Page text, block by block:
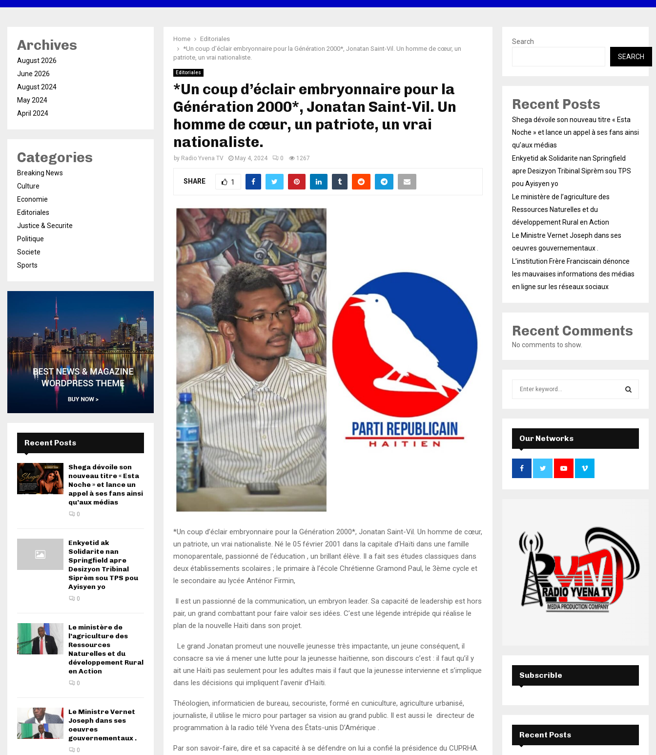
Home
Editoriales
*Un coup d’éclair embryonnaire pour la Génération 2000*, Jonatan Saint-Vil. Un homme de cœur, un
patriote, un vrai nationaliste.
Editoriales
*Un coup d’éclair embryonnaire pour la
Génération 2000*, Jonatan Saint-Vil. Un
homme de cœur, un patriote, un vrai
nationaliste.
by Radio Yvena TV May 4, 2024 0 1267
SHARE 1
*Un coup d’éclair embryonnaire pour la Génération 2000*, Jonatan Saint-Vil. Un homme de cœur,
un patriote, un vrai nationaliste. Né le 05 février 2001 dans la capitale d’Haïti dans une famille
monoparentale, passionné de l’éducation , un brillant élève. Il a fait ses études classiques dans
deux établissements scolaires ; le primaire à l’école Chrétienne Gramond Paul, le 3ème cycle et
le secondaire au lycée Anténor Firmin,
Il est un passionné de la communication, un embryon leader. Sa capacité de leadership est hors
pair, un grand combattant pour faire valoir ses idées. C’est une légende intrépide qui réalise le
plan de la nouvelle Haïti dans son projet.
Le grand Jonatan promeut une nouvelle jeunesse très impactante, un jeune conséquent, il
consacre sa vie á mener une lutte pour la jeunesse haïtienne, son discours c’est : il faut qu’il y
ait une Haïti pas seulement pour les adultes mais il faut que la jeunesse intervienne et s’implique
dans les décisions qui impliquent l’avenir d’Haïti.
Théologien, informaticien de bureau, secouriste, formé en cuniculture, agriculture urbanisé,
journaliste, il utilise le micro pour partager sa vision au grand public. Il est aussi le directeur de
programmation à la radio télé Yvena des États-unis D’Amérique .
Par son savoir-faire, dire et sa capacité à se défendre on lui a confié la présidence du CUPRHA.
Archives
August 2026
June 2026
August 2024
May 2024
April 2024
Categories
Breaking News
Culture
Economie
Editoriales
Justice & Securite
Politique
Societe
Sports
Recent Posts
Shega dévoile son
nouveau titre « Esta
Noche » et lance un
appel à ses fans ainsi
qu’aux médias
0
Enkyetid ak
Solidarite nan
Springfield apre
Desizyon Tribinal
Siprèm sou TPS pou
Ayisyen yo
0
Le ministère de
l’agriculture des
Ressources
Naturelles et du
développement Rural
en Action
0
Le Ministre Vernet
Joseph dans ses
oeuvres
gouvernementaux .
0
Search
SEARCH
Recent Posts
Shega dévoile son nouveau titre « Esta
Noche » et lance un appel à ses fans ainsi
qu’aux médias
Enkyetid ak Solidarite nan Springfield
apre Desizyon Tribinal Siprèm sou TPS
pou Ayisyen yo
Le ministère de l’agriculture des
Ressources Naturelles et du
développement Rural en Action
Le Ministre Vernet Joseph dans ses
oeuvres gouvernementaux .
L’institution Frère Franciscain dénonce
les mauvaises informations des médias
en ligne sur les réseaux sociaux
Recent Comments
No comments to show.
:
E
A
Our Networks
Subscrible
Recent Posts